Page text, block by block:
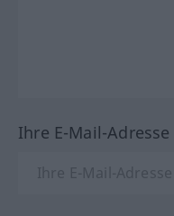
Ihre E-Mail-